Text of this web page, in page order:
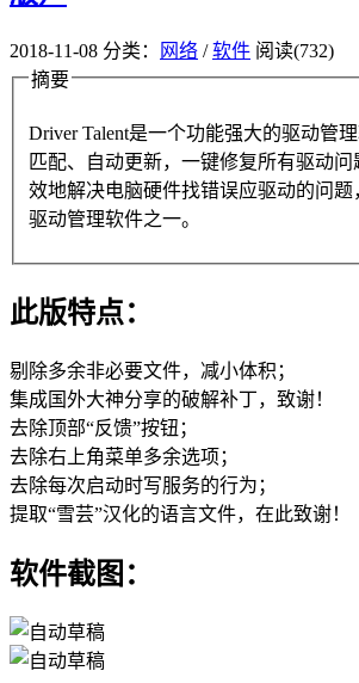
2018-11-08 分类： 网络 /软件 阅读(732)
摘要
Driver Talent是一个功能强大的驱动管
匹配、自动更新，一键修复所有驱动
效地解决电脑硬件找错误应驱动的问题
驱动管理软件之一。
此版特点：
剔除多余非必要文件，减小体积；
集成国外大神分享的破解补丁，致谢！
去除顶部“反馈”按钮；
去除右上角菜单多余选项；
去除每次启动时写服务的行为；
提取“雪芸”汉化的语言文件，在此致谢！
软件截图：